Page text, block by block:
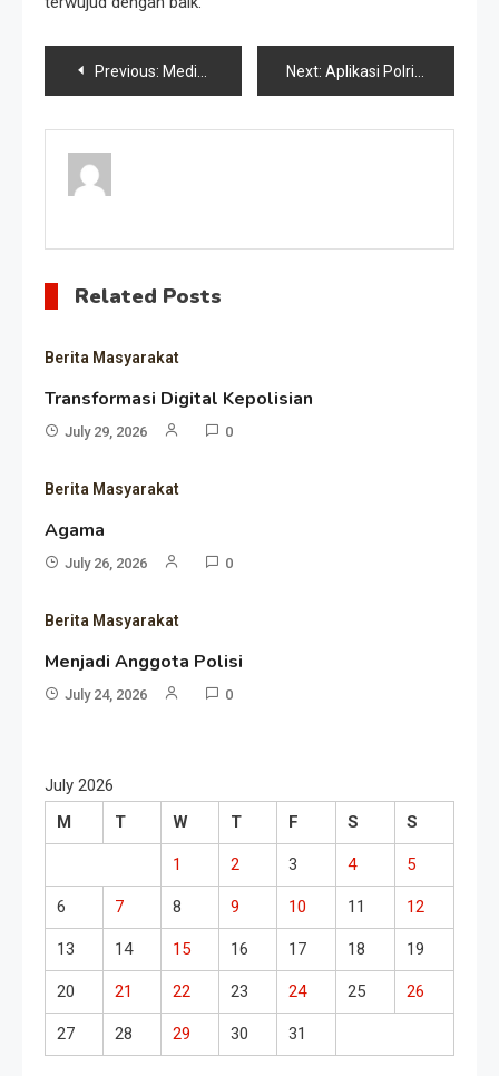
Post
navigation
Previous: Mediasi Oleh Polres Next: Aplikasi Polri Super App
Related Posts
Berita Masyarakat
Transformasi Digital Kepolisian
July 29, 2026 0
Berita Masyarakat
Agama
July 26, 2026 0
Berita Masyarakat
Menjadi Anggota Polisi
July 24, 2026 0
July 2026
M
T W T F S S
1 2 3 4 5
6 7 8 9 10 11 12
13 14 15 16 17 18 19
20 21 22 23 24 25 26
27 28 29 30 31